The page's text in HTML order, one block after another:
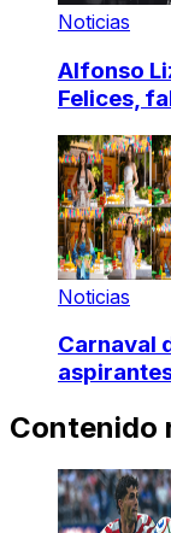
Noticias
Alfonso
Felices,
Noticias
Carnaval
Contenido